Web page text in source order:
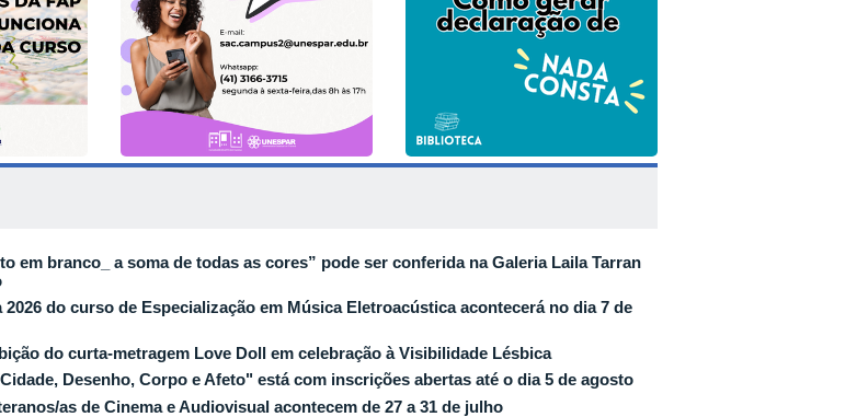
em branco_ a soma de todas as cores” pode ser conferida na Galeria Laila Tarran
2026 do curso de Especialização em Música Eletroacústica acontecerá no dia 7 de
do curta-metragem Love Doll em celebração à Visibilidade Lésbica
Desenho, Corpo e Afeto" está com inscrições abertas até o dia 5 de agosto
as de Cinema e Audiovisual acontecem de 27 a 31 de julho